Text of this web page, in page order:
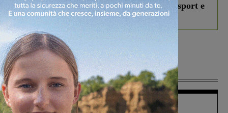
studenti coinvolti, torna il bando per lo sport e
debutta il podcast Estrair
Più lette
Figline Incisa Valdarno 1 Agosto 2026